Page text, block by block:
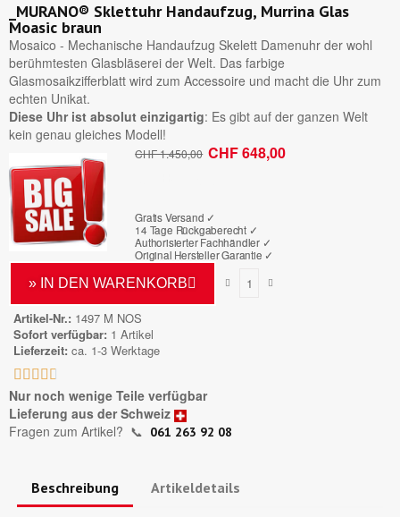
_MURANO® Sklettuhr Handaufzug, Murrina Glas
Moasic braun
Mosaico - Mechanische Handaufzug Skelett Damenuhr der wohl
berühmtesten Glasbläserei der Welt. Das farbige
Glasmosaikzifferblatt wird zum Accessoire und macht die Uhr zum
echten Unikat.
Diese Uhr ist absolut einzigartig: Es gibt auf der ganzen Welt
kein genau gleiches Modell!
CHF 1.450,00 CHF 648,00
Gratis Versand ✓
14 Tage Rückgaberecht ✓
Authorisierter Fachhändler ✓
Original Hersteller Garantie ✓
» IN DEN WARENKORB
Artikel-Nr. 1497 M NOS
Sofort verfügbar 1 Artikel
Lieferzeit ca. 1-3 Werktage
    
Nur noch wenige Teile verfügbar
Lieferung aus der Schweiz
Fragen zum Artikel? 📞 061 263 92 08
Beschreibung Artikeldetails